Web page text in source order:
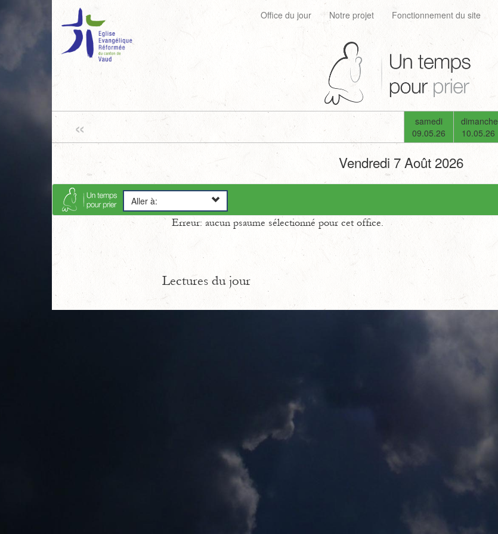
Office du jour Notre projet Fonctionnement du site
«
samedi
09.05.26
dimanche
10.05.26
Vendredi 7 Août 2026
Aller à:
Erreur: aucun psaume sélectionné pour cet office.
Lectures du jour